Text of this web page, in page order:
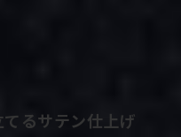
るサテン仕上げ